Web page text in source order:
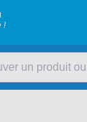
!
un produit